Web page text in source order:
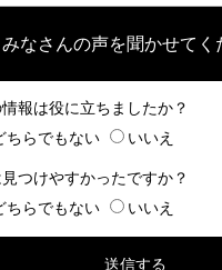
みなさんの声を聞かせてく
報は役に立ちましたか？
ちらでもない いいえ
つけやすかったですか？
ちらでもない いいえ